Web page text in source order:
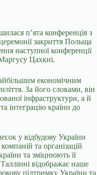
п’ята конференція з
закриття Польща
наступної конференції
Цахкні.
економічним
За його словами, він
інфраструктури, а й
інтеграцію країни до
у відбудову України
та організацій
та зміцнюють її
відображає наше
підтримку України та